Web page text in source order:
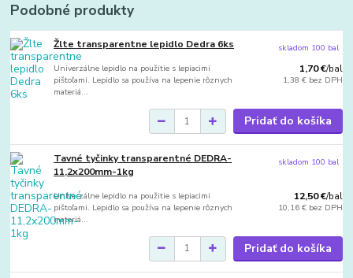
Podobné produkty
Žlte transparentne lepidlo Dedra 6ks
Univerzálne lepidlo na použitie s lepiacimi
pištoľami. Lepidlo sa používa na lepenie rôznych
materiá...
1,70 €/bal
1,38 € bez DPH
skladom 100 bal
Pridať do košíka
Tavné tyčinky transparentné DEDRA-
11,2x200mm-1kg
Univerzálne lepidlo na použitie s lepiacimi
pištoľami. Lepidlo sa používa na lepenie rôznych
materiá...
12,50 €/bal
10,16 € bez DPH
skladom 100 bal
Pridať do košíka